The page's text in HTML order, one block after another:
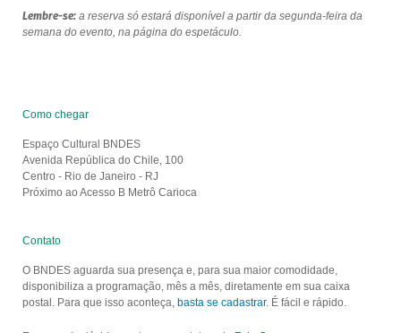
Lembre-se:a reserva só estará disponível a partir da segunda-feira da
semana do evento, na página do espetáculo.
Como chegar
Espaço Cultural BNDES
Avenida República do Chile, 100
Centro - Rio de Janeiro - RJ
Próximo ao Acesso B Metrô Carioca
Contato
O BNDES aguarda sua presença e, para sua maior comodidade,
disponibiliza a programação, mês a mês, diretamente em sua caixa
postal. Para que isso aconteça, basta se cadastrar. É fácil e rápido.